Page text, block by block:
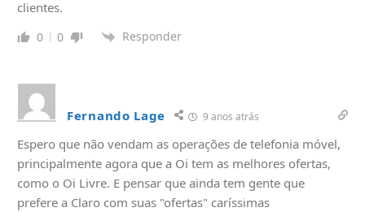
clientes.
0 0 Responder
Fernando Lage 9 anos atrás
Espero que não vendam as operações de telefonia móvel,
principalmente agora que a Oi tem as melhores ofertas,
como o Oi Livre. E pensar que ainda tem gente que
prefere a Claro com suas "ofertas" caríssimas